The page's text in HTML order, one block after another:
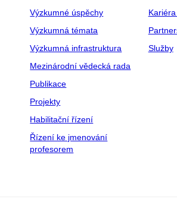
Výzkumné úspěchy
Výzkumná témata
Výzkumná infrastruktura
Mezinárodní vědecká rada
Publikace
Projekty
Habilitační řízení
Řízení ke jmenování
profesorem
Služby